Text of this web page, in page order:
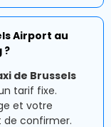
Airport au
?
de Brussels
tarif fixe.
et votre
de confirmer.